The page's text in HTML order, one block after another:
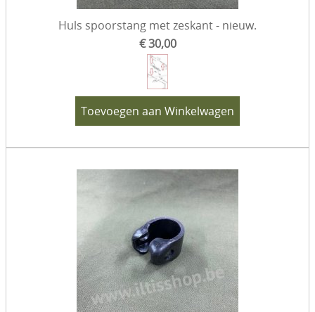
Huls spoorstang met zeskant - nieuw.
€ 30,00
Toevoegen aan Winkelwagen